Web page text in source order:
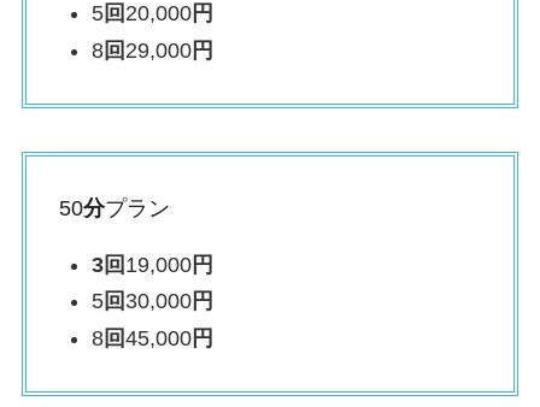
5回 20,000円
8回 29,000円
50分プラン
3回 19,000円
5回 30,000円
8回45,000円